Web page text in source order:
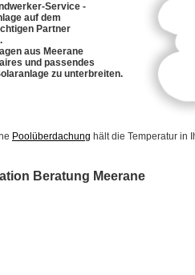
Service -
auf dem
Partner
aus Meerane
und passendes
zu unterbreiten.
Poolüberdachung hält die Temperatur in
Beratung Meerane